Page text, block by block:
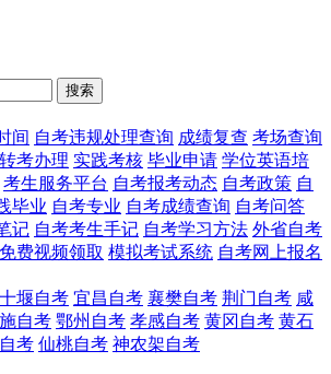
搜索
间 自考违规处理查询 成绩复查 考场查询
转考办理 实践考核 毕业申请 学位英语培
考生服务平台 自考报考动态 自考政策 自
毕业 自考专业 自考成绩查询 自考问答
记 自考考生手记 自考学习方法 外省自考
免费视频领取 模拟考试系统 自考网上报名
十堰自考 宜昌自考 襄樊自考 荆门自考 咸
自考 鄂州自考 孝感自考 黄冈自考 黄石
考 仙桃自考 神农架自考